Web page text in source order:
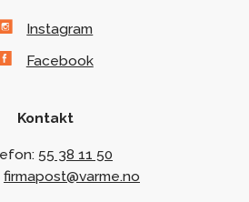
Instagram
Facebook
Kontakt
55 38 11 50
firmapost@varme.no